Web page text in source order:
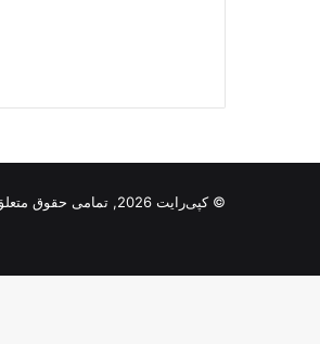
© کپی‌رایت 2026, تمامی حقوق متعلق است به |